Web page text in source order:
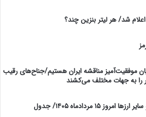
شد/ هر لیتر بنزین چند؟
موفقیت‌آمیز مناقشه ایران هستیم/جناح‌های رقیب
را به جهات مختلف می‌کشند
۱۵ مردادماه ۱۴۰۵/ جدول